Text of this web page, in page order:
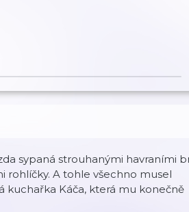
sypaná strouhanými havraními
rohlíčky. A tohle všechno musel
kuchařka Káča, která mu konečně